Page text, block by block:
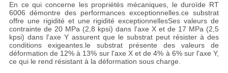
En ce qui concerne les propriétés mécaniques, le duroïde RT
6006 démontre des performances exceptionnelles.ce substrat
offre une rigidité et une rigidité exceptionnellesSes valeurs de
contrainte de 20 MPa (2,8 kpsi) dans l'axe X et de 17 MPa (2,5
kpsi) dans l'axe Y assurent que le substrat peut résister à des
conditions exigeantes.le substrat présente des valeurs de
déformation de 12% à 13% sur l'axe X et de 4% à 6% sur l'axe Y,
ce qui le rend résistant à la déformation sous charge.